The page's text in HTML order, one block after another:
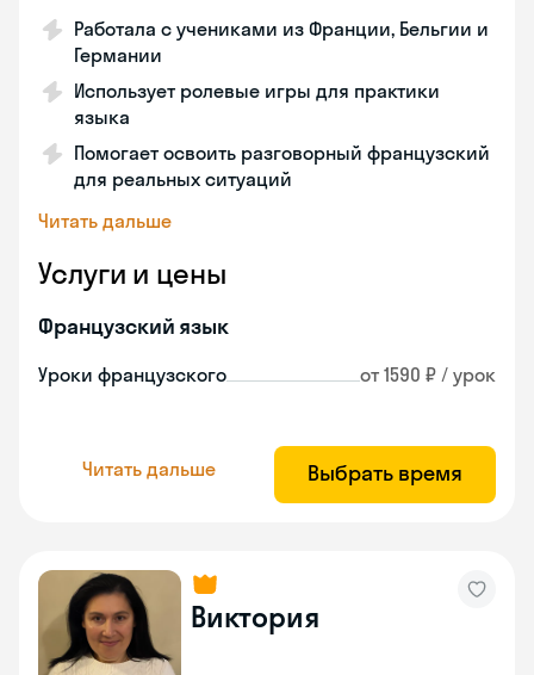
Работала с учениками из Франции, Бельгии и
Германии
Использует ролевые игры для практики
языка
Помогает освоить разговорный французский
для реальных ситуаций
Читать дальше
Услуги и цены
Французский язык
Уроки французского от 1590 ₽ / урок
Читать дальше Выбрать время
Виктория